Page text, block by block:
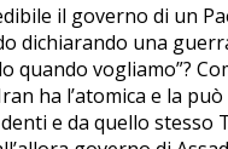
il governo di un
dichiarando una
quando vogliamo”?
ha l’atomica e la
e da quello